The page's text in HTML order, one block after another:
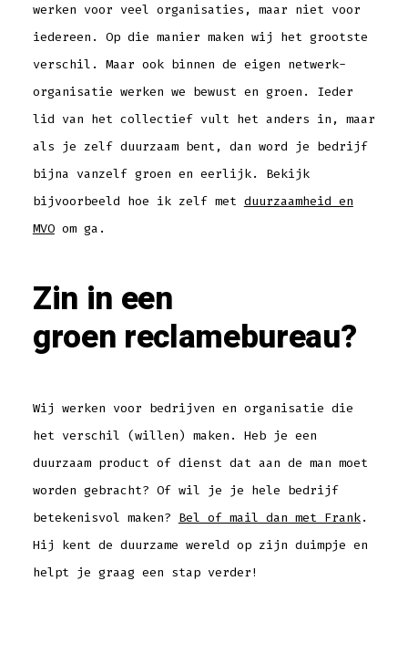
werken voor veel organisaties, maar niet voor
iedereen. Op die manier maken wij het grootste
verschil. Maar ook binnen de eigen netwerk-
organisatie werken we bewust en groen. Ieder
lid van het collectief vult het anders in, maar
als je zelf duurzaam bent, dan word je bedrijf
bijna vanzelf groen en eerlijk. Bekijk
bijvoorbeeld hoe ik zelf met duurzaamheid en
MVOom ga.
Zin in een
groen reclamebureau?
Wij werken voor bedrijven en organisatie die
het verschil (willen) maken. Heb je een
duurzaam product of dienst dat aan de man moet
worden gebracht? Of wil je je hele bedrijf
betekenisvol maken? Bel of mail dan met Frank.
Hij kent de duurzame wereld op zijn duimpje en
helpt je graag een stap verder!